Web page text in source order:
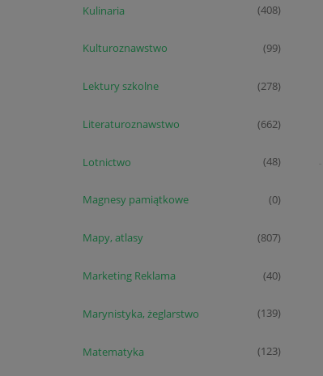
Kulinaria (408)
Kulturoznawstwo (99)
Lektury szkolne (278)
Literaturoznawstwo (662)
Lotnictwo (48)
Magnesy pamiątkowe (0)
Mapy, atlasy (807)
Marketing Reklama (40)
Marynistyka, żeglarstwo (139)
Matematyka (123)